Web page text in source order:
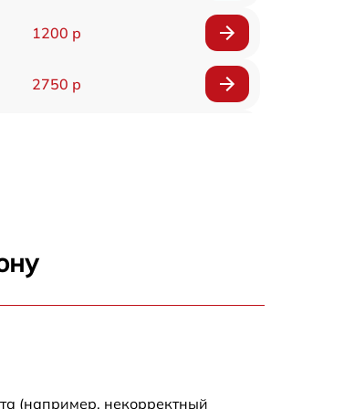
1200 р
2750 р
(например, некорректный